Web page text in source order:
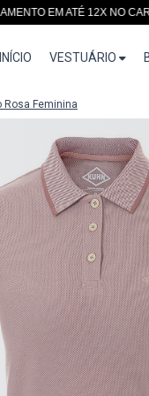
EM ATÉ 12X NO CARTÃO
INÍCIO VESTUÁRIO
Rosa Feminina